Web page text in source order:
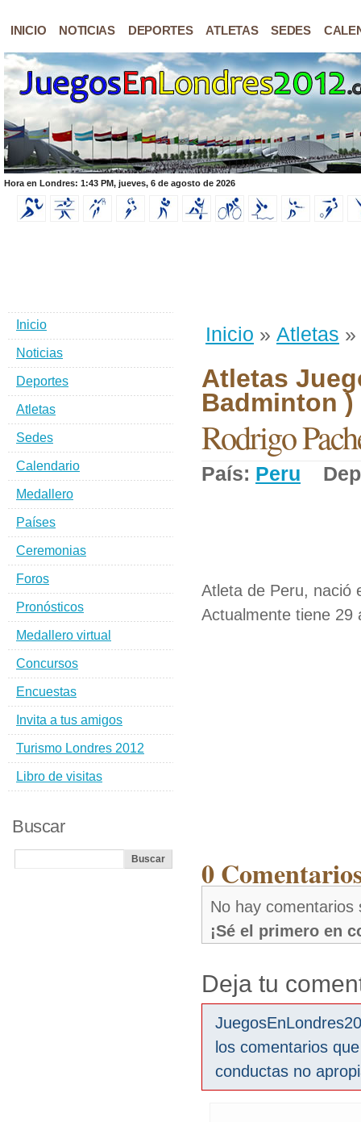
INICIO NOTICIAS DEPORTES ATLETAS SEDES
Hora en Londres: 1:43 PM, jueves, 6 de agosto de 2026
Inicio » Atletas »
Atletas
Badminton )
Rodrigo
País: Peru
Atleta de Peru, nació
Actualmente tiene 29
0
No hay comentarios
¡Sé el primero en
Deja tu
los comentarios
conductas no
Inicio
Noticias
Deportes
Atletas
Sedes
Calendario
Medallero
Países
Ceremonias
Foros
Pronósticos
Medallero virtual
Concursos
Encuestas
Invita a tus amigos
Turismo Londres 2012
Libro de visitas
Buscar